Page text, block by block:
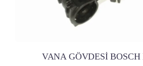
VANA GÖVDESİ BOSCH